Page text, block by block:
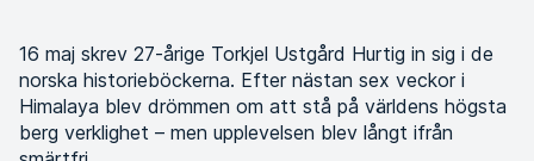
16 maj skrev 27-årige Torkjel Ustgård Hurtig in sig i de
norska historieböckerna. Efter nästan sex veckor i
Himalaya blev drömmen om att stå på världens högsta
berg verklighet – men upplevelsen blev långt ifrån